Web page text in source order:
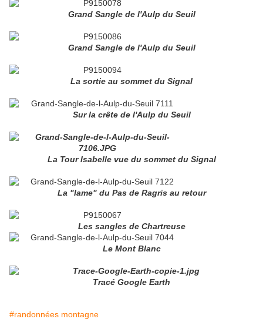
Grand Sangle de l'Aulp du Seuil
Grand Sangle de l'Aulp du Seuil
La sortie au sommet du Signal
Sur la crête de l'Aulp du Seuil
La Tour Isabelle vue du sommet du Signal
La "lame" du Pas de Ragris au retour
Les sangles de Chartreuse
Le Mont Blanc
Tracé Google Earth
#randonnées montagne